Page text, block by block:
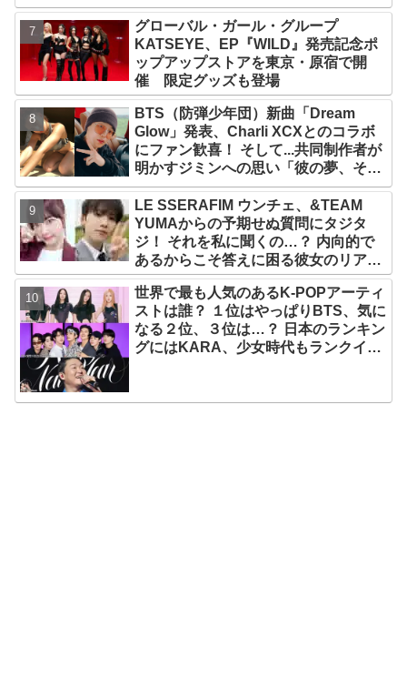
グローバル・ガール・グループ
KATSEYE、EP『WILD』発売記念ポ
ップアップストアを東京・原宿で開
催 限定グッズも登場
BTS（防弾少年団）新曲「Dream
Glow」発表、Charli XCXとのコラボ
にファン歓喜！ そして...共同制作者が
明かすジミンへの思い「彼の夢、そし
て彼の絶望から生まれた歌」
LE SSERAFIM ウンチェ、&TEAM
YUMAからの予期せぬ質問にタジタ
ジ！ それを私に聞くの…？ 内向的で
あるからこそ答えに困る彼女のリアク
ションがかわいすぎる
世界で最も人気のあるK-POPアーティ
ストは誰？ １位はやっぱりBTS、気に
なる２位、３位は…？ 日本のランキン
グにはKARA、少女時代もランクイ